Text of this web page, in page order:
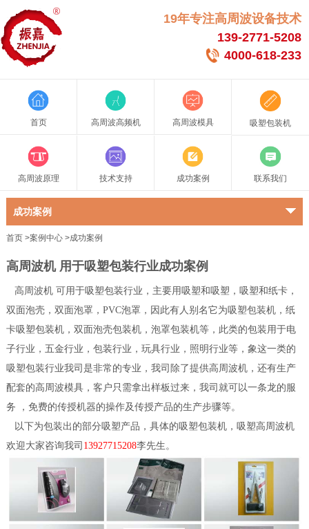
19年专注高周波设备技术
139-2771-5208
4000-618-233
首页 高周波高频机 高周波模具 吸塑包装机
高周波原理 技术支持 成功案例 联系我们
成功案例
首页>案例中心>成功案例
高周波机 用于吸塑包装行业成功案例
高周波机可用于吸塑包装行业，主要用吸塑和吸塑，吸塑和纸卡，
双面泡壳，双面泡罩，PVC泡罩，因此有人别名它为吸塑包装机，纸
卡吸塑包装机，双面泡壳包装机，泡罩包装机等，此类的包装用于电
子行业，五金行业，包装行业，玩具行业，照明行业等，象这一类的
吸塑包装行业我司是非常的专业，我司除了提供高周波机，还有生产
配套的高周波模具，客户只需拿出样板过来，我司就可以一条龙的服
务 ，免费的传授机器的操作及传授产品的生产步骤等。
以下为包装出的部分吸塑产品，具体的吸塑包装机，吸塑高周波机
欢迎大家咨询我司 13927715208李先生。